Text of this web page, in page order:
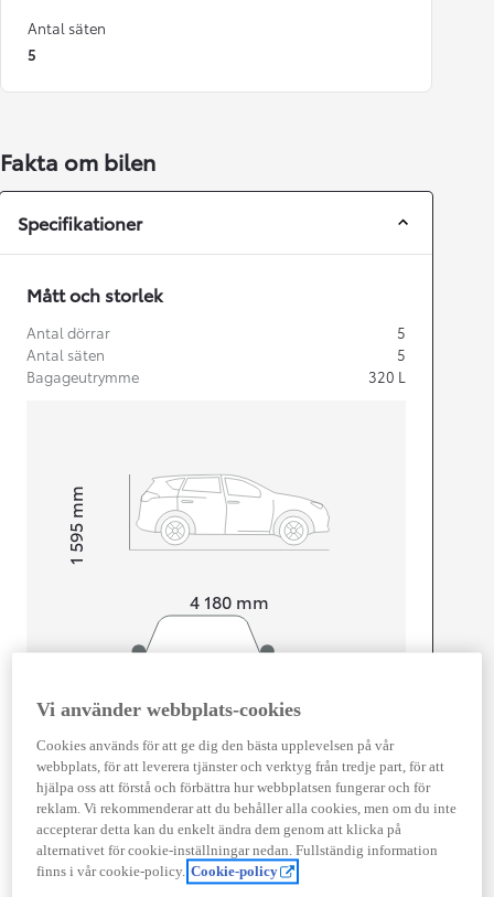
Antal säten
5
Fakta om bilen
Specifikationer
Mått och storlek
Antal dörrar
5
Antal säten
5
Bagageutrymme
320 L
Length
4 180 mm
Height1 595
mm
Width
1 765mm
Föbrukning
Vi använder webbplats-cookies
Cookies används för att ge dig den bästa upplevelsen på vår
webbplats, för att leverera tjänster och verktyg från tredje part, för att
hjälpa oss att förstå och förbättra hur webbplatsen fungerar och för
reklam. Vi rekommenderar att du behåller alla cookies, men om du inte
accepterar detta kan du enkelt ändra dem genom att klicka på
alternativet för cookie-inställningar nedan. Fullständig information
finns i vår cookie-policy. Cookie-policy